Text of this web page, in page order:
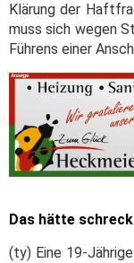
Klärung der
muss sich wegen
Führens einer
Das hätte
(ty) Eine 19-